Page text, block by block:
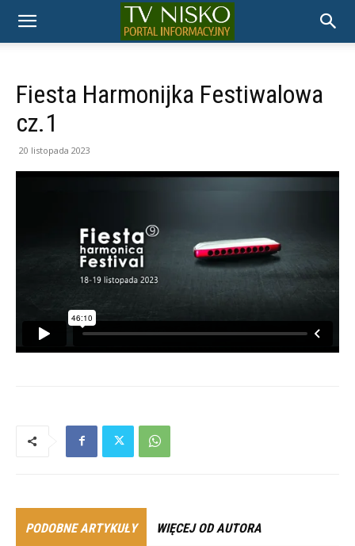
TELEWIZJA
NISKO
Fiesta Harmonijka Festiwalowa
cz.1
20 listopada 2023
PODOBNE ARTYKUŁY WIĘCEJ OD AUTORA